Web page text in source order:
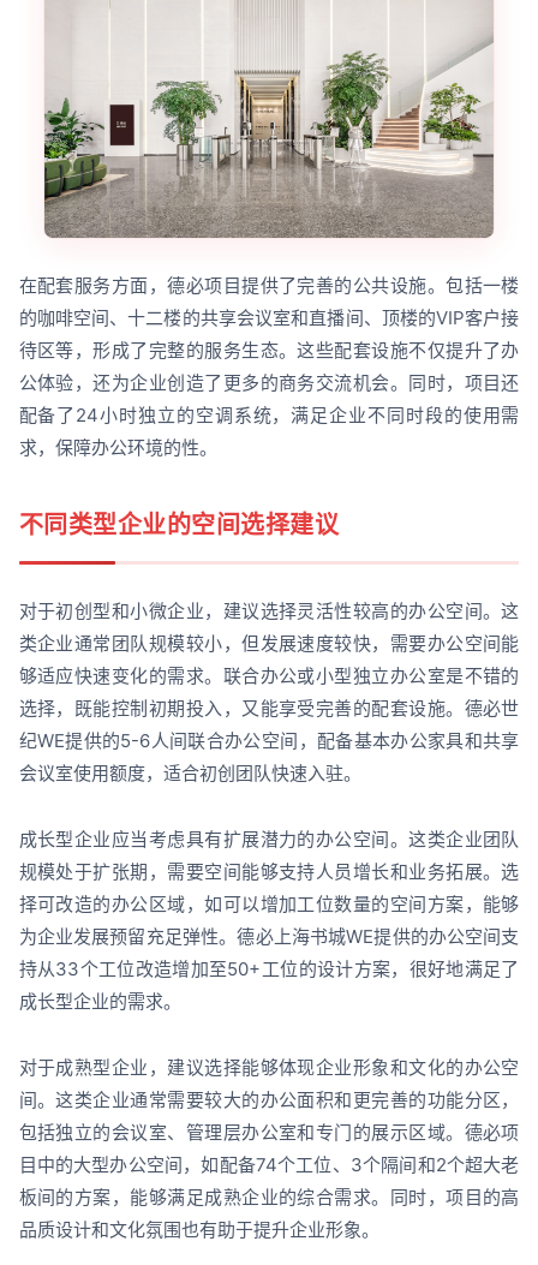
在配套服务方面，德必项目提供了完善的公共设施。包括一楼
的咖啡空间、十二楼的共享会议室和直播间、顶楼的VIP客户接
待区等，形成了完整的服务生态。这些配套设施不仅提升了办
公体验，还为企业创造了更多的商务交流机会。同时，项目还
配备了24小时独立的空调系统，满足企业不同时段的使用需
求，保障办公环境的性。
不同类型企业的空间选择建议
对于初创型和小微企业，建议选择灵活性较高的办公空间。这
类企业通常团队规模较小，但发展速度较快，需要办公空间能
够适应快速变化的需求。联合办公或小型独立办公室是不错的
选择，既能控制初期投入，又能享受完善的配套设施。德必世
纪WE提供的5-6人间联合办公空间，配备基本办公家具和共享
会议室使用额度，适合初创团队快速入驻。
成长型企业应当考虑具有扩展潜力的办公空间。这类企业团队
规模处于扩张期，需要空间能够支持人员增长和业务拓展。选
择可改造的办公区域，如可以增加工位数量的空间方案，能够
为企业发展预留充足弹性。德必上海书城WE提供的办公空间支
持从33个工位改造增加至50+工位的设计方案，很好地满足了
成长型企业的需求。
对于成熟型企业，建议选择能够体现企业形象和文化的办公空
间。这类企业通常需要较大的办公面积和更完善的功能分区，
包括独立的会议室、管理层办公室和专门的展示区域。德必项
目中的大型办公空间，如配备74个工位、3个隔间和2个超大老
板间的方案，能够满足成熟企业的综合需求。同时，项目的高
品质设计和文化氛围也有助于提升企业形象。